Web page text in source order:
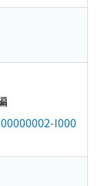
I000